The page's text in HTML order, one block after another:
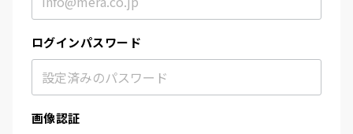
ログインパスワード
画像認証